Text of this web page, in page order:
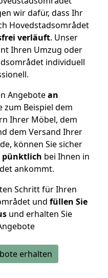
wir dafür, dass Ihr
Hovedstadsområdet
verläuft. Unser
Ihren Umzug oder
individuell
Angebotean
zum Beispiel dem
Ihrer Möbel, dem
dem Versand Ihrer
können Sie sicher
pünktlich bei Ihnen in
ankommt.
Schritt für Ihren
und füllen Sie
und erhalten Sie
erhalten